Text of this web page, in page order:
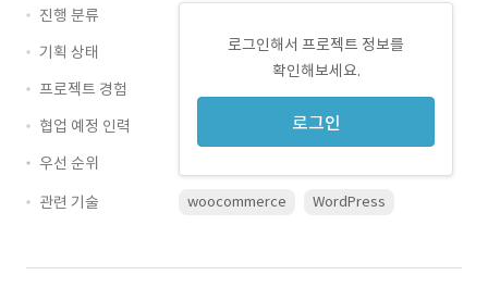
로그인해서 프로젝트 정보를
확인해보세요.
로그인
진행 분류
기획 상태
프로젝트 경험
협업 예정 인력
우선 순위
관련 기술
woocommerce WordPress